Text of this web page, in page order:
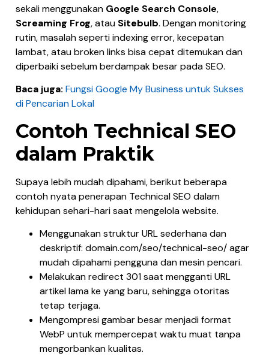
sekali menggunakan Google Search Console,
Screaming Frog, atau Sitebulb. Dengan monitoring
rutin, masalah seperti indexing error, kecepatan
lambat, atau broken links bisa cepat ditemukan dan
diperbaiki sebelum berdampak besar pada SEO.
Baca juga: Fungsi Google My Business untuk Sukses
di Pencarian Lokal
Contoh Technical SEO
dalam Praktik
Supaya lebih mudah dipahami, berikut beberapa
contoh nyata penerapan Technical SEO dalam
kehidupan sehari-hari saat mengelola website.
Menggunakan struktur URL sederhana dan
deskriptif: domain.com/seo/technical-seo/ agar
mudah dipahami pengguna dan mesin pencari.
Melakukan redirect 301 saat mengganti URL
artikel lama ke yang baru, sehingga otoritas
tetap terjaga.
Mengompresi gambar besar menjadi format
WebP untuk mempercepat waktu muat tanpa
mengorbankan kualitas.